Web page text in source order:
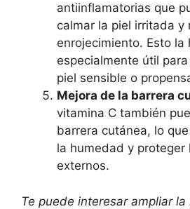
antiinflamatorias que
calmar la piel irritada y
enrojecimiento. Esto la
especialmente útil
piel sensible o
Mejora de la barrera
vitamina C también
barrera cutánea, lo
la humedad y proteger
externos.
Te puede interesar ampliar la